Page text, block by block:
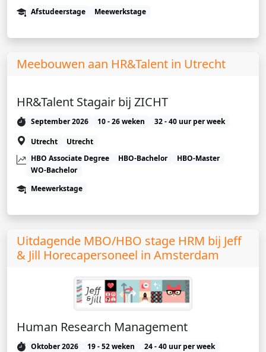
Afstudeerstage Meewerkstage
Meebouwen aan HR&Talent in Utrecht
HR&Talent Stagair bij ZICHT
September 2026 10 - 26 weken
32 - 40 uur per week
Utrecht
Utrecht
HBO Associate Degree
HBO-Bachelor
HBO-Master
WO-Bachelor
Meewerkstage
Uitdagende MBO/HBO stage HRM bij Jeff
& Jill Horecapersoneel in Amsterdam
Human Research Management
Oktober 2026 19 - 52 weken
24 - 40 uur per week